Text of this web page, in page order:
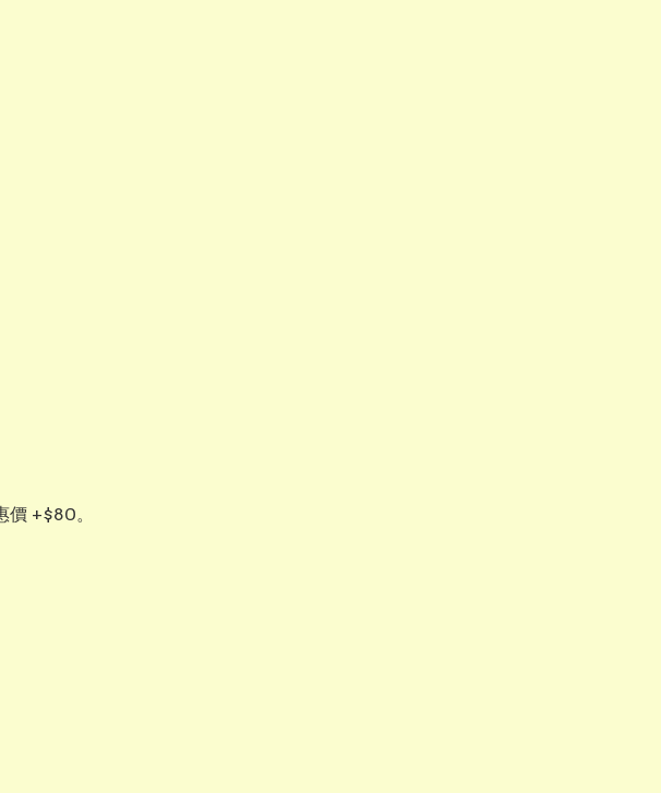
+$80。